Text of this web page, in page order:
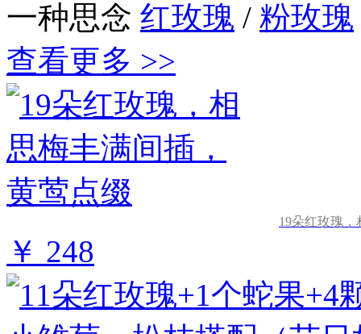
一种思念 红玫瑰 / 粉玫瑰
查看更多 >>
19朵红玫瑰
￥ 248